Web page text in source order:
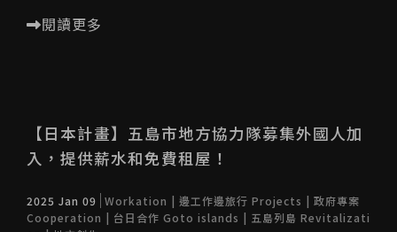
閱讀更多
【日本計畫】五島市地方協力隊募集外國人加
入，提供薪水和免費租屋！
2025 Jan 09 Workation | 邊工作邊旅行 Projects | 政府專案
Cooperation | 台日合作 Goto islands | 五島列島 Revitalizati